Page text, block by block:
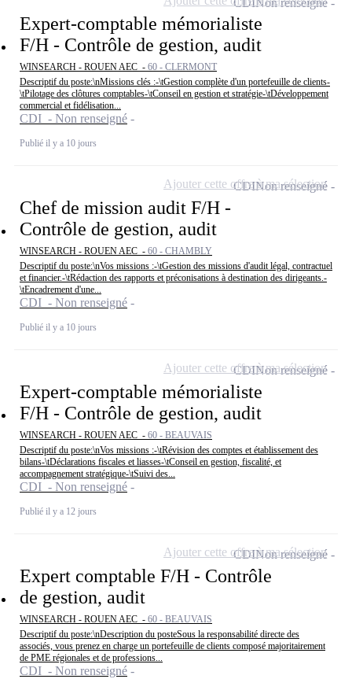
Expert-comptable mémorialiste
F/H - Contrôle de gestion, audit
WINSEARCH - ROUEN AEC - 60 - CLERMONT
Descriptif du poste:\nMissions clés :-\tGestion complète d'un portefeuille de clients-
\tPilotage des clôtures comptables-\tConseil en gestion et stratégie-\tDéveloppement
commercial et fidélisation...
CDI - Non renseigné
Publié il y a 10 jours
Chef de mission audit F/H -
Contrôle de gestion, audit
WINSEARCH - ROUEN AEC - 60 - CHAMBLY
Descriptif du poste:\nVos missions :-\tGestion des missions d'audit légal, contractuel
et financier.-\tRédaction des rapports et préconisations à destination des dirigeants.-
\tEncadrement d'une...
CDI - Non renseigné
Publié il y a 10 jours
CDINon renseigné
Ajouter cette offre à ma sélection
Expert-comptable mémorialiste
F/H - Contrôle de gestion, audit
WINSEARCH - ROUEN AEC - 60 - BEAUVAIS
Descriptif du poste:\nVos missions :-\tRévision des comptes et établissement des
bilans-\tDéclarations fiscales et liasses-\tConseil en gestion, fiscalité, et
accompagnement stratégique-\tSuivi des...
CDI - Non renseigné
Publié il y a 12 jours
CDINon renseigné
Ajouter cette offre à ma sélection
Expert comptable F/H - Contrôle
de gestion, audit
WINSEARCH - ROUEN AEC - 60 - BEAUVAIS
Descriptif du poste:\nDescription du posteSous la responsabilité directe des
associés, vous prenez en charge un portefeuille de clients composé majoritairement
de PME régionales et de professions...
CDI - Non renseigné
CDINon renseigné
Ajouter cette offre à ma sélection